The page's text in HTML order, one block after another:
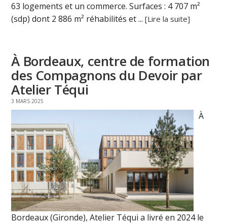
63 logements et un commerce. Surfaces : 4 707 m²
(sdp) dont 2 886 m² réhabilités et ...[Lire la suite]
À Bordeaux, centre de formation
des Compagnons du Devoir par
Atelier Téqui
3 MARS 2025
À
Bordeaux (Gironde), Atelier Téqui a livré en 2024 le